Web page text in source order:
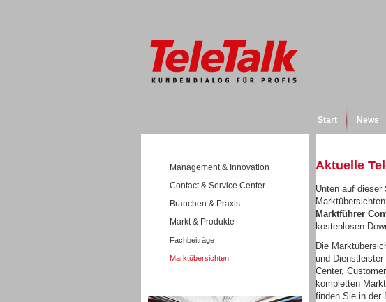
Start News
Management & Innovation
Contact & Service Center
Branchen & Praxis
Markt & Produkte
Fachbeiträge
Marktübersichten
Aktuelle
Unten auf dieser
Marktführer
kostenlosen
Die
und
Center,
kompletten
finden Sie in der